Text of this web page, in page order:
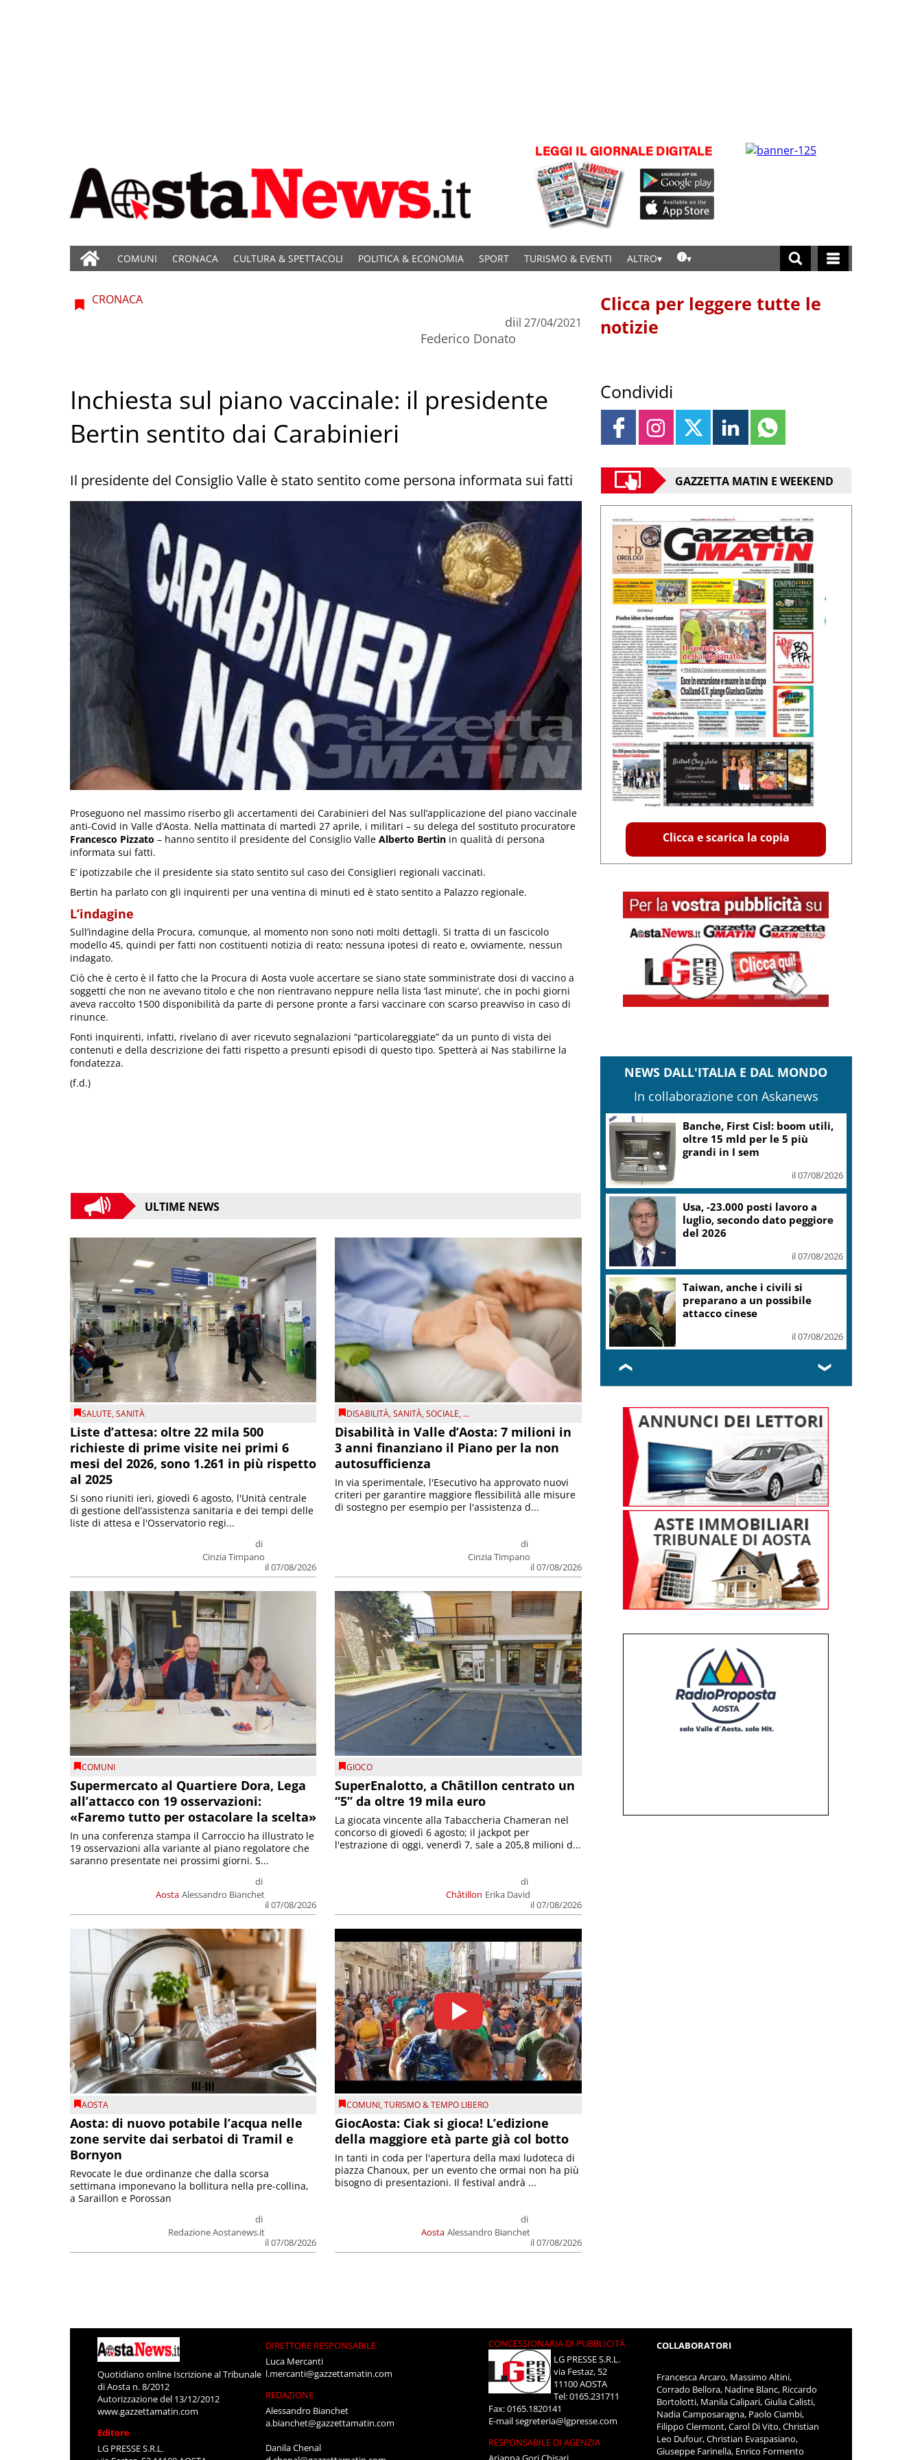
COMUNI CRONACA CULTURA & SPETTACOLI POLITICA & ECONOMIA SPORT TURISMO & EVENTI ALTRO
CRONACA
di
Federico Donato
il 27/04/2021
Inchiesta sul piano vaccinale: il presidente
Bertin sentito dai Carabinieri
Il presidente del Consiglio Valle è stato sentito come persona informata sui fatti
Proseguono nel massimo riserbo gli accertamenti dei Carabinieri del Nas sull’applicazione del piano vaccinale
anti-Covid in Valle d’Aosta. Nella mattinata di martedì 27 aprile, i militari – su delega del sostituto procuratore
Francesco Pizzato – hanno sentito il presidente del Consiglio Valle Alberto Bertin in qualità di persona
informata sui fatti.
E’ ipotizzabile che il presidente sia stato sentito sul caso dei Consiglieri regionali vaccinati.
Bertin ha parlato con gli inquirenti per una ventina di minuti ed è stato sentito a Palazzo regionale.
L’indagine
Sull’indagine della Procura, comunque, al momento non sono noti molti dettagli. Si tratta di un fascicolo
modello 45, quindi per fatti non costituenti notizia di reato; nessuna ipotesi di reato e, ovviamente, nessun
indagato.
Ciò che è certo è il fatto che la Procura di Aosta vuole accertare se siano state somministrate dosi di vaccino a
soggetti che non ne avevano titolo e che non rientravano neppure nella lista ‘last minute’, che in pochi giorni
aveva raccolto 1500 disponibilità da parte di persone pronte a farsi vaccinare con scarso preavviso in caso di
rinunce.
Fonti inquirenti, infatti, rivelano di aver ricevuto segnalazioni “particolareggiate” da un punto di vista dei
contenuti e della descrizione dei fatti rispetto a presunti episodi di questo tipo. Spetterà ai Nas stabilirne la
fondatezza.
(f.d.)
ULTIME NEWS
SALUTE,SANITÀ
Liste d’attesa: oltre 22 mila 500
richieste di prime visite nei primi 6
mesi del 2026, sono 1.261 in più rispetto
al 2025
di
Cinzia Timpano
il 07/08/2026
Si sono riuniti ieri, giovedì 6 agosto, l'Unità centrale
di gestione dell’assistenza sanitaria e dei tempi delle
liste di attesa e l'Osservatorio regi...
DISABILITÀ,SANITÀ,SOCIALE, ...
Disabilità in Valle d’Aosta: 7 milioni in
3 anni finanziano il Piano per la non
autosufficienza
di
Cinzia Timpano
il 07/08/2026
In via sperimentale, l'Esecutivo ha approvato nuovi
criteri per garantire maggiore flessibilità alle misure
di sostegno per esempio per l'assistenza d...
COMUNI
Supermercato al Quartiere Dora, Lega
all’attacco con 19 osservazioni:
«Faremo tutto per ostacolare la scelta»
Aosta
di
Alessandro Bianchet
il 07/08/2026
In una conferenza stampa il Carroccio ha illustrato le
19 osservazioni alla variante al piano regolatore che
saranno presentate nei prossimi giorni. S...
GIOCO
SuperEnalotto, a Châtillon centrato un
“5” da oltre 19 mila euro
Châtillon
di
Erika David
il 07/08/2026
La giocata vincente alla Tabaccheria Chameran nel
concorso di giovedì 6 agosto; il jackpot per
l'estrazione di oggi, venerdì 7, sale a 205,8 milioni d...
AOSTA
Aosta: di nuovo potabile l’acqua nelle
zone servite dai serbatoi di Tramil e
Bornyon
di
Redazione Aostanews.it
il 07/08/2026
Revocate le due ordinanze che dalla scorsa
settimana imponevano la bollitura nella pre-collina,
a Saraillon e Porossan
COMUNI,TURISMO & TEMPO LIBERO
GiocAosta: Ciak si gioca! L’edizione
della maggiore età parte già col botto
Aosta
di
Alessandro Bianchet
il 07/08/2026
In tanti in coda per l'apertura della maxi ludoteca di
piazza Chanoux, per un evento che ormai non ha più
bisogno di presentazioni. Il festival andrà ...
Clicca per leggere tutte le
notizie
Condividi
GAZZETTA MATIN E WEEKEND
Clicca e scarica la copia
NEWS DALL'ITALIA E DAL MONDO
In collaborazione con Askanews
Banche, First Cisl: boom utili,
oltre 15 mld per le 5 più
grandi in I sem
il 07/08/2026
Usa, -23.000 posti lavoro a
luglio, secondo dato peggiore
del 2026
il 07/08/2026
Taiwan, anche i civili si
preparano a un possibile
attacco cinese
il 07/08/2026
❮ ❯
Quotidiano online Iscrizione al Tribunale
di Aosta n. 8/2012
Autorizzazione del 13/12/2012
www.gazzettamatin.com
Editore
LG PRESSE S.R.L.
DIRETTORE RESPONSABILE
Luca Mercanti
l.mercanti@gazzettamatin.com
REDAZIONE
Alessandro Bianchet
a.bianchet@gazzettamatin.com
Danila Chenal
CONCESSIONARIA DI PUBBLICITÀ
LG PRESSE S.R.L.
via Festaz, 52
11100 AOSTA
Tel: 0165.231711
Fax: 0165.1820141
E-mailsegreteria@lgpresse.com
RESPONSABILE DI AGENZIA
COLLABORATORI
Francesca Arcaro, Massimo Altini,
Corrado Bellora, Nadine Blanc, Riccardo
Bortolotti, Manila Calipari, Giulia Calisti,
Nadia Camposaragna, Paolo Ciambi,
Filippo Clermont, Carol Di Vito, Christian
Leo Dufour, Christian Evaspasiano,
Giuseppe Farinella, Enrico Formento